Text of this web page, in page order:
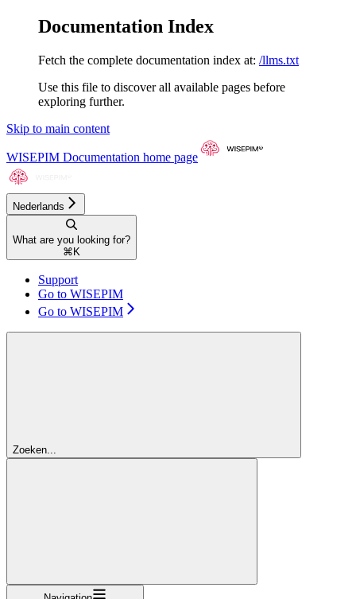
Documentation Index
Fetch the complete documentation index at: /llms.txt
Use this file to discover all available pages before
exploring further.
Skip to main content
WISEPIM Documentation home page
Nederlands
What are you looking for?
⌘ K
Support
Go to WISEPIM
Go to WISEPIM
Zoeken...